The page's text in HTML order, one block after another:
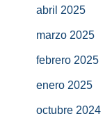
abril 2025
marzo 2025
febrero 2025
enero 2025
octubre 2024